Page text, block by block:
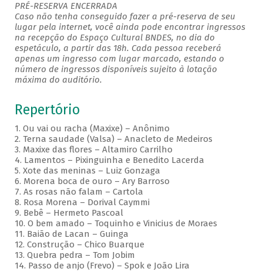
PRÉ-RESERVA ENCERRADA
Caso não tenha conseguido fazer a pré-reserva de seu
lugar pela internet, você ainda pode encontrar ingressos
na recepção do Espaço Cultural BNDES, no dia do
espetáculo, a partir das 18h. Cada pessoa receberá
apenas um ingresso com lugar marcado, estando o
número de ingressos disponíveis sujeito à lotação
máxima do auditório.
Repertório
1. Ou vai ou racha (Maxixe) – Anônimo
2. Terna saudade (Valsa) – Anacleto de Medeiros
3. Maxixe das flores – Altamiro Carrilho
4. Lamentos – Pixinguinha e Benedito Lacerda
5. Xote das meninas – Luiz Gonzaga
6. Morena boca de ouro – Ary Barroso
7. As rosas não falam – Cartola
8. Rosa Morena – Dorival Caymmi
9. Bebê – Hermeto Pascoal
10. O bem amado – Toquinho e Vinicius de Moraes
11. Baião de Lacan – Guinga
12. Construção – Chico Buarque
13. Quebra pedra – Tom Jobim
14. Passo de anjo (Frevo) – Spok e João Lira